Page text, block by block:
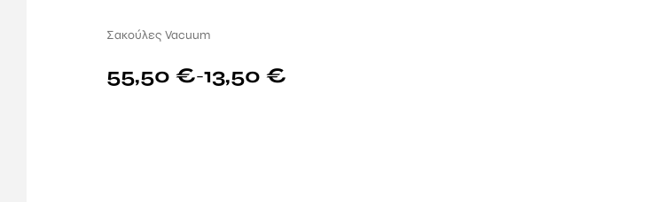
Σακούλες Vacuum
13,50 €
–
55,50 €